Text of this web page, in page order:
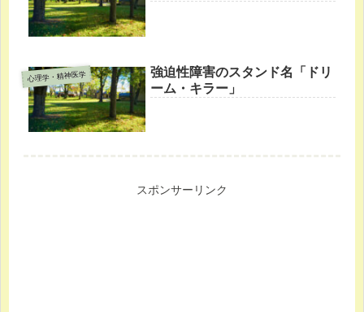
心理学・精神医学
強迫性障害のスタンド名「ドリ
ーム・キラー」
スポンサーリンク